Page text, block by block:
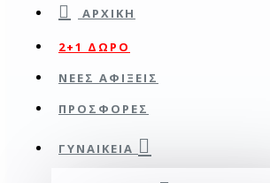
ΑΡΧΙΚΉ
2+1 ΔΩΡΟ
ΝΕΕΣ ΑΦΙΞΕΙΣ
ΠΡΟΣΦΟΡΕΣ
ΓΥΝΑΙΚΕΊΑ